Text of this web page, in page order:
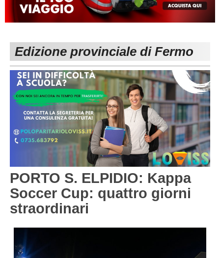
MACERATA
Carica la tua Rosa
ECCELLENZA
1^ CATEGORIA
2^ CATEGORIA
3^ CATEGORIA
GIOVANILI
REGIONALI
Edizione provinciale di Fermo
PORTO S. ELPIDIO: Kappa
Soccer Cup: quattro giorni
straordinari